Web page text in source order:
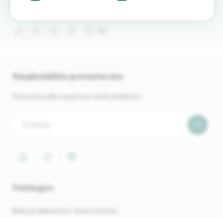
Atsiliepimai
Naujienlaiškio prenumerata
Paslaugos